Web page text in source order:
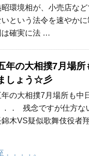
昭環境相が、小売店な
という法令を速やか
は確実に法 …
年の大相撲7月場
しょう☆彡
の大相撲7月場所も中
．． 残念ですが仕方な
錦木VS疑似歌舞伎役者
．．．。